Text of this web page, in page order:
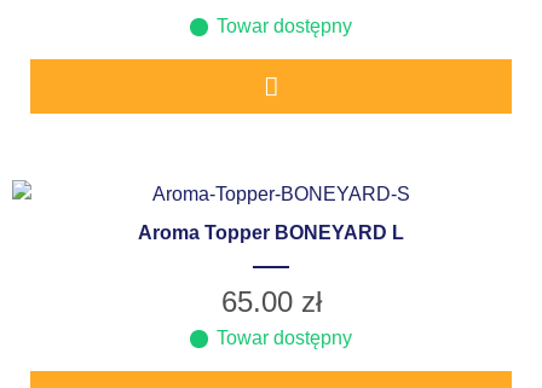
Towar dostępny
Aroma Topper BONEYARD L
65.00 zł
Towar dostępny